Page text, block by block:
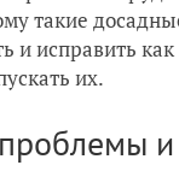
такие
и исправить
их.